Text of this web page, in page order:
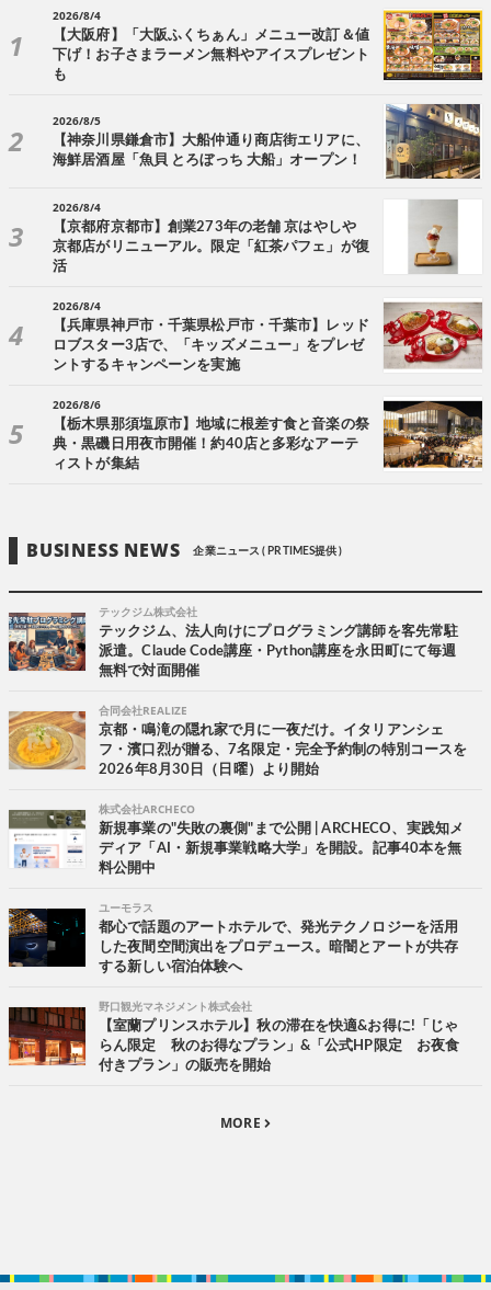
2026/8/4
【大阪府】「大阪ふくちぁん」メニュー改訂＆値
下げ！お子さまラーメン無料やアイスプレゼント
も
2026/8/5
【神奈川県鎌倉市】大船仲通り商店街エリアに、
海鮮居酒屋「魚貝 とろぼっち 大船」オープン！
2026/8/4
【京都府京都市】創業273年の老舗 京はやしや
京都店がリニューアル。限定「紅茶パフェ」が復
活
2026/8/4
【兵庫県神戸市・千葉県松戸市・千葉市】レッド
ロブスター3店で、「キッズメニュー」をプレゼ
ントするキャンペーンを実施
2026/8/6
【栃木県那須塩原市】地域に根差す食と音楽の祭
典・黒磯日用夜市開催！約40店と多彩なアーテ
ィストが集結
BUSINESS NEWS 企業ニュース ( PR TIMES提供 )
テックジム株式会社
テックジム、法人向けにプログラミング講師を客先常駐
派遣。Claude Code講座・Python講座を永田町にて毎週
無料で対面開催
合同会社REALIZE
京都・鳴滝の隠れ家で月に一夜だけ。イタリアンシェ
フ・濱口烈が贈る、7名限定・完全予約制の特別コースを
2026年8月30日（日曜）より開始
株式会社ARCHECO
新規事業の"失敗の裏側"まで公開 | ARCHECO、実践知メ
ディア「AI・新規事業戦略大学」を開設。記事40本を無
料公開中
ユーモラス
都心で話題のアートホテルで、発光テクノロジーを活用
した夜間空間演出をプロデュース。暗闇とアートが共存
する新しい宿泊体験へ
野口観光マネジメント株式会社
【室蘭プリンスホテル】秋の滞在を快適&お得に!「じゃ
らん限定 秋のお得なプラン」&「公式HP限定 お夜食
付きプラン」の販売を開始
MORE